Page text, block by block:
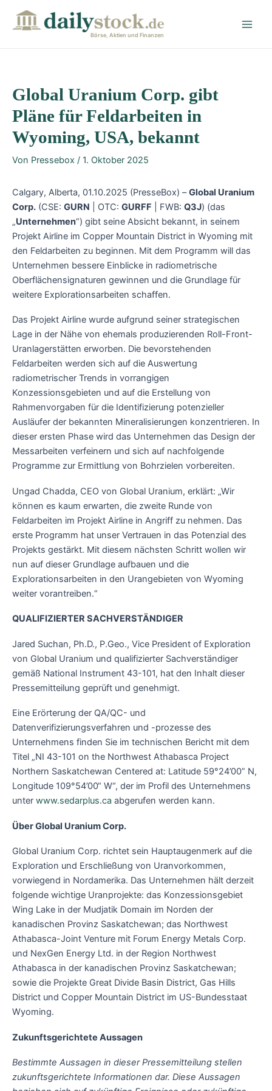
Börse, Aktien und Finanzen
Global Uranium Corp. gibt
Pläne für Feldarbeiten in
Wyoming, USA, bekannt
Von Pressebox / 1. Oktober 2025
Calgary, Alberta, 01.10.2025 (PresseBox) –Global Uranium
Corp. (CSE: GURN | OTC: GURFF | FWB: Q3J) (das
„Unternehmen“) gibt seine Absicht bekannt, in seinem
Projekt Airline im Copper Mountain District in Wyoming mit
den Feldarbeiten zu beginnen. Mit dem Programm will das
Unternehmen bessere Einblicke in radiometrische
Oberflächensignaturen gewinnen und die Grundlage für
weitere Explorationsarbeiten schaffen.
Das Projekt Airline wurde aufgrund seiner strategischen
Lage in der Nähe von ehemals produzierenden Roll-Front-
Uranlagerstätten erworben. Die bevorstehenden
Feldarbeiten werden sich auf die Auswertung
radiometrischer Trends in vorrangigen
Konzessionsgebieten und auf die Erstellung von
Rahmenvorgaben für die Identifizierung potenzieller
Ausläufer der bekannten Mineralisierungen konzentrieren. In
dieser ersten Phase wird das Unternehmen das Design der
Messarbeiten verfeinern und sich auf nachfolgende
Programme zur Ermittlung von Bohrzielen vorbereiten.
Ungad Chadda, CEO von Global Uranium, erklärt: „Wir
können es kaum erwarten, die zweite Runde von
Feldarbeiten im Projekt Airline in Angriff zu nehmen. Das
erste Programm hat unser Vertrauen in das Potenzial des
Projekts gestärkt. Mit diesem nächsten Schritt wollen wir
nun auf dieser Grundlage aufbauen und die
Explorationsarbeiten in den Urangebieten von Wyoming
weiter vorantreiben.“
QUALIFIZIERTER SACHVERSTÄNDIGER
Jared Suchan, Ph.D., P.Geo., Vice President of Exploration
von Global Uranium und qualifizierter Sachverständiger
gemäß National Instrument 43-101, hat den Inhalt dieser
Pressemitteilung geprüft und genehmigt.
Eine Erörterung der QA/QC- und
Datenverifizierungsverfahren und -prozesse des
Unternehmens finden Sie im technischen Bericht mit dem
Titel „NI 43-101 on the Northwest Athabasca Project
Northern Saskatchewan Centered at: Latitude 59°24’00” N,
Longitude 109°54’00“ W“, der im Profil des Unternehmens
unter www.sedarplus.ca abgerufen werden kann.
Über Global Uranium Corp.
Global Uranium Corp. richtet sein Hauptaugenmerk auf die
Exploration und Erschließung von Uranvorkommen,
vorwiegend in Nordamerika. Das Unternehmen hält derzeit
folgende wichtige Uranprojekte: das Konzessionsgebiet
Wing Lake in der Mudjatik Domain im Norden der
kanadischen Provinz Saskatchewan; das Northwest
Athabasca-Joint Venture mit Forum Energy Metals Corp.
und NexGen Energy Ltd. in der Region Northwest
Athabasca in der kanadischen Provinz Saskatchewan;
sowie die Projekte Great Divide Basin District, Gas Hills
District und Copper Mountain District im US-Bundesstaat
Wyoming.
Zukunftsgerichtete Aussagen
Bestimmte Aussagen in dieser Pressemitteilung stellen
zukunftsgerichtete Informationen dar. Diese Aussagen